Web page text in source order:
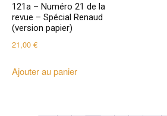
121a – Numéro 21 de la
revue – Spécial Renaud
(version papier)
21,00 €
Ajouter au panier